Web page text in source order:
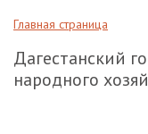
Главная страница
Дагестанский
народного